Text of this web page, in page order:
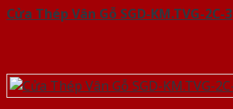
Cửa Thép Vân Gỗ SGD-KM.TVG-2C-3